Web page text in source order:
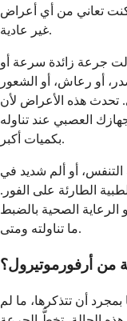
كنت تعاني من أي أعراض
غير عادية.
جرعة زائدة سرعة أو
أو رعاش، أو الشعور
تحدث هذه الأعراض لأن
العصبي عند تناوله
بكميات أكبر.
أو ألم شديد في
الطارئة على الفور.
الصحية بالضبط
ما تناولته ومتى.
من أرفورموتيرول؟
أن تتذكرها، ما لم